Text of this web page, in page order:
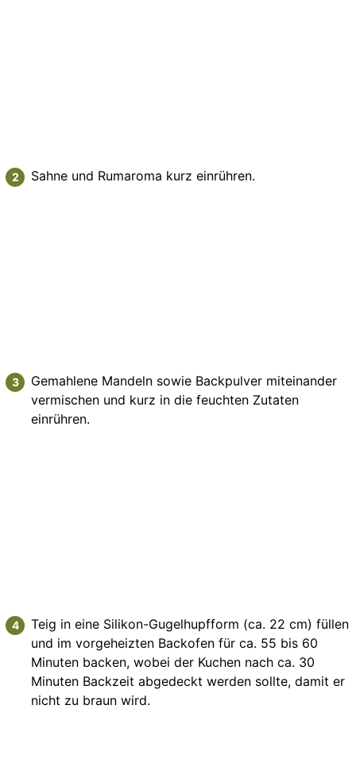
Sahne und Rumaroma kurz einrühren.
Gemahlene Mandeln sowie Backpulver miteinander
vermischen und kurz in die feuchten Zutaten
einrühren.
Teig in eine Silikon-Gugelhupfform (ca. 22 cm) füllen
und im vorgeheizten Backofen für ca. 55 bis 60
Minuten backen, wobei der Kuchen nach ca. 30
Minuten Backzeit abgedeckt werden sollte, damit er
nicht zu braun wird.